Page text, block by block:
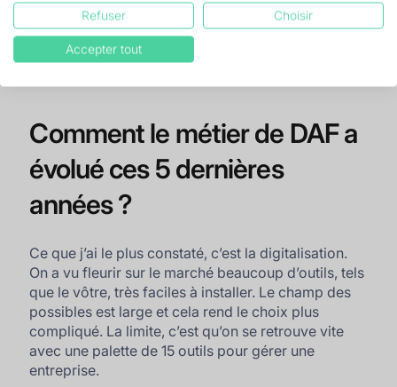
mais pas suffisant. Il faut instaurer une culture cash
auprès des personnes de l’équipe et sensibiliser
tout le monde que, chaque mois, il faut du cash
pour payer les salaires, les bureaux etc.
Comment le métier de DAF a
évolué ces 5 dernières
années ?
Ce que j’ai le plus constaté, c’est la digitalisation.
On a vu fleurir sur le marché beaucoup d’outils, tels
que le vôtre, très faciles à installer. Le champ des
possibles est large et cela rend le choix plus
compliqué. La limite, c’est qu’on se retrouve vite
avec une palette de 15 outils pour gérer une
entreprise.
Refuser Choisir
Accepter tout